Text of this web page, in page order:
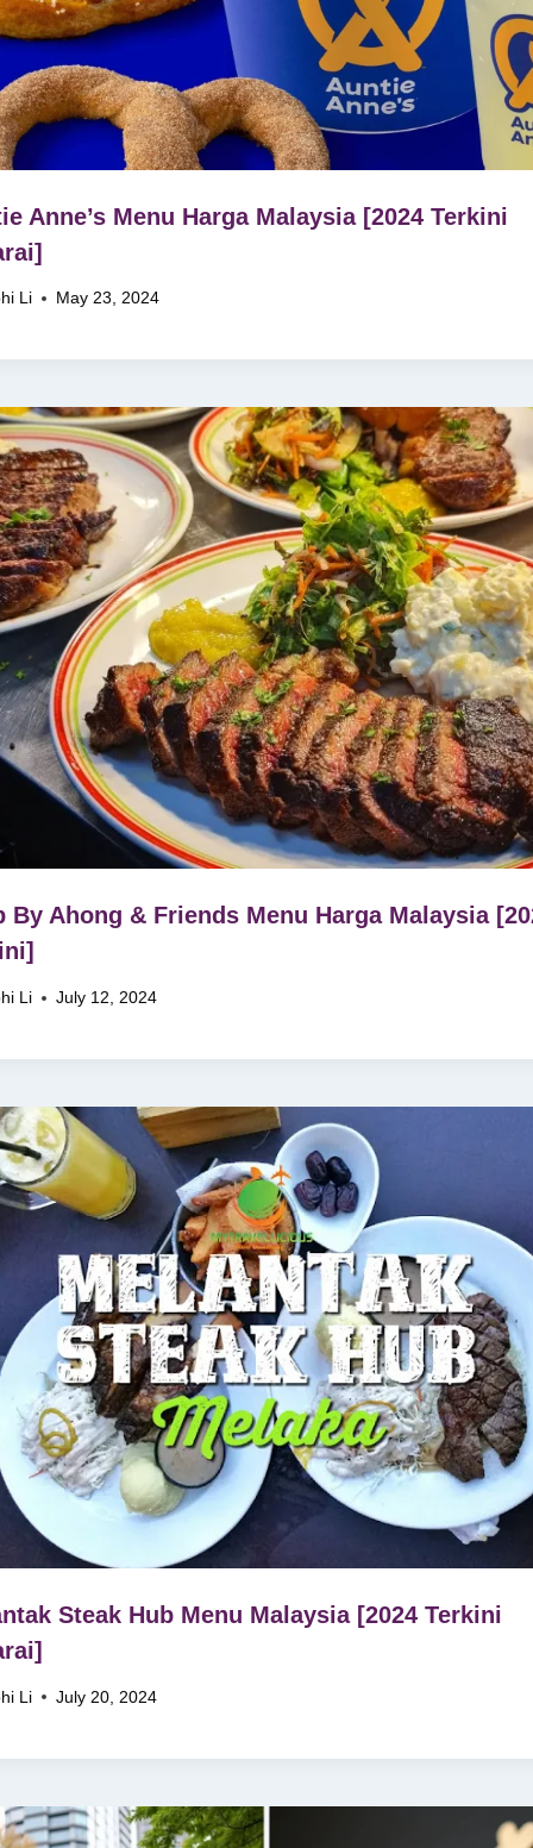
Anne’s Menu Harga Malaysia [2024 Terkini
Li May 23, 2024
By Ahong & Friends Menu Harga Malaysia
Li July 12, 2024
Steak Hub Menu Malaysia [2024 Terkini
Li July 20, 2024